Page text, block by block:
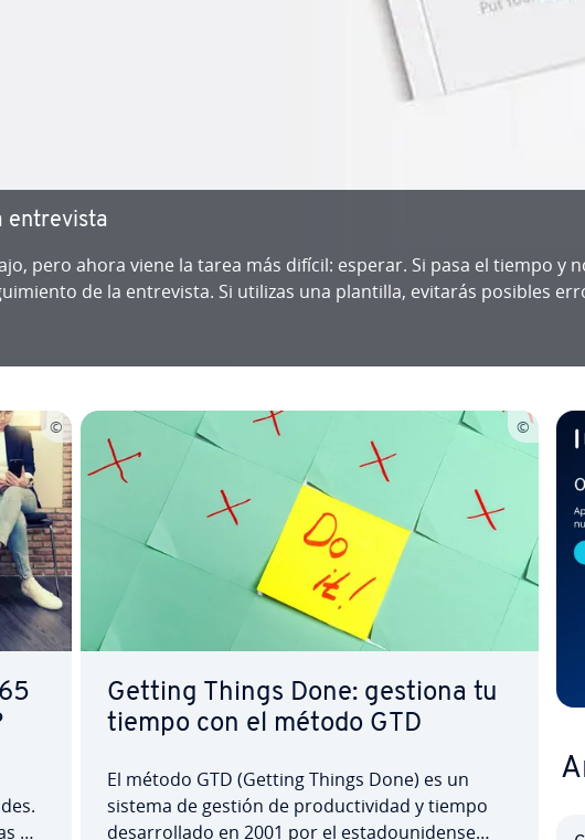
en­tre­vi­s­ta
pero ahora viene la tarea más difícil: esperar. Si pasa el tiempo y
de la en­tre­vi­s­ta. Si utilizas una plantilla, evitarás posibles
de
Getting Things Done: gestiona tu
tiempo con el método GTD
El método GTD (Getting Things Done) es un
sistema de gestión de pro­du­c­ti­vi­dad y tiempo
de­sa­rro­lla­do en 2001 por el es­ta­dou­ni­de­n­se